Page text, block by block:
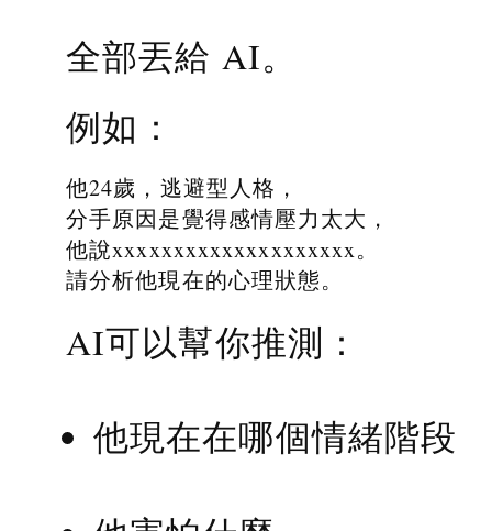
全部丟給 AI。
例如：
他24歲，逃避型人格，
分手原因是覺得感情壓力太大，
他說xxxxxxxxxxxxxxxxxxxx。
請分析他現在的心理狀態。
AI可以幫你推測：
他現在在哪個情緒階段